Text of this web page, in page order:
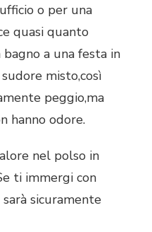
o per una
quasi quanto
a una festa in
misto,così
peggio,ma
hanno odore.
nel polso in
ti immergi con
sicuramente